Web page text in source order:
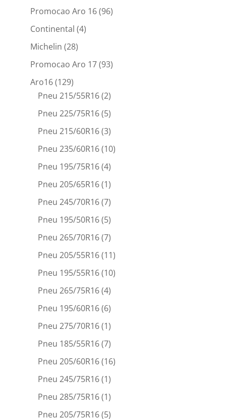
Promocao Aro 16(96)
Continental (4)
Michelin (28)
Promocao Aro 17(93)
Aro16(129)
Pneu 215/55R16(2)
Pneu 225/75R16(5)
Pneu 215/60R16(3)
Pneu 235/60R16(10)
Pneu 195/75R16(4)
Pneu 205/65R16(1)
Pneu 245/70R16(7)
Pneu 195/50R16(5)
Pneu 265/70R16(7)
Pneu 205/55R16(11)
Pneu 195/55R16(10)
Pneu 265/75R16(4)
Pneu 195/60R16(6)
Pneu 275/70R16(1)
Pneu 185/55R16(7)
Pneu 205/60R16(16)
Pneu 245/75R16(1)
Pneu 285/75R16(1)
Pneu 205/75R16(5)